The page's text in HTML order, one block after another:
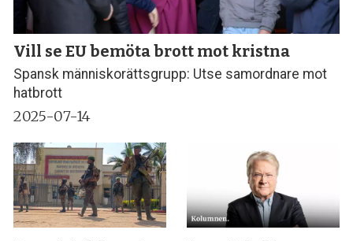
Vill se EU bemöta brott mot kristna
Spansk människorättsgrupp: Utse samordnare mot
hatbrott
2025-07-14